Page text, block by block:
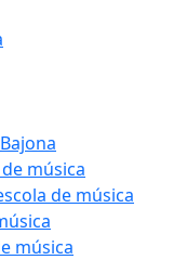
música
de música
música